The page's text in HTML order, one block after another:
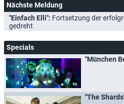
Nächste Meldung
"Einfach Elli": Fortsetzung der
gedreht
Specials
"München
"The